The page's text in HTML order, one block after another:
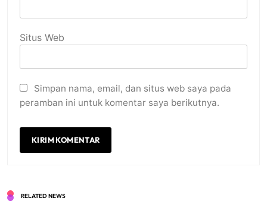
Situs Web
Simpan nama, email, dan situs web saya pada
peramban ini untuk komentar saya berikutnya.
RELATED NEWS